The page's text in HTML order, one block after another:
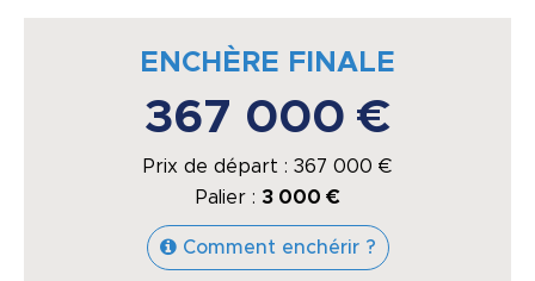
ENCHÈRE FINALE
367 000 €
Prix de départ : 367 000 €
Palier : 3 000 €
Comment enchérir ?